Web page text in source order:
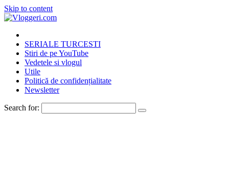
Skip to content
SERIALE TURCESTI
Stiri de pe YouTube
Vedetele si vlogul
Utile
Politică de confidențialitate
Newsletter
Search for: